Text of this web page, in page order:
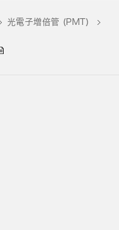
光電子増倍管 (PMT)